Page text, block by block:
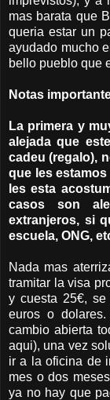
mas barata que
queria estar un
ayudado mucho
bello pueblo que
Notas
La primera y
alejada que
cadeu (regalo),
que les
les esta
casos son
extranjeros, si
escuela, ONG,
Nada mas
tramitar la visa
y cuesta 25€,
euros o
cambio abierta
aqui), una vez
ir a la oficina de
mes o dos
ya no hay que